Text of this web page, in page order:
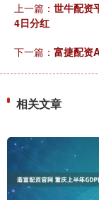
上一篇： 世牛配资
4日分红
下一篇： 富捷配资
相关文章